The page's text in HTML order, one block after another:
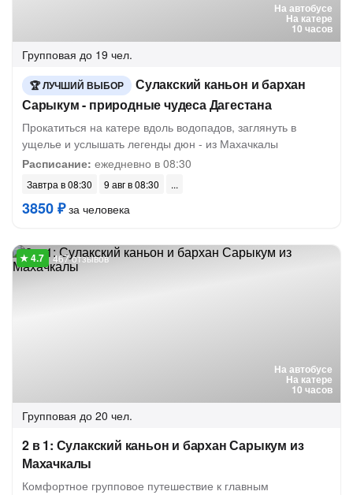
На автобусе
На катере
10 часов
Групповая до 19 чел.
ЛУЧШИЙ ВЫБОР
Сулакский каньон и бархан
Сарыкум - природные чудеса Дагестана
Прокатиться на катере вдоль водопадов, заглянуть в
ущелье и услышать легенды дюн - из Махачкалы
Расписание: ежедневно в 08:30
Завтра в 08:30 9 авг в 08:30
3850 ₽за человека
На автобусе
На катере
10 часов
467 отзывов
Групповая до 20 чел.
2 в 1: Сулакский каньон и бархан Сарыкум из
Махачкалы
Комфортное групповое путешествие к главным